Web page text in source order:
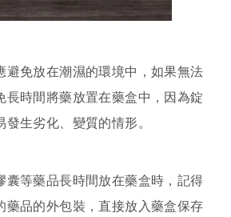
避免放在潮濕的環境中，如果無法
長時間將藥放置在藥盒中，因為錠
生劣化、變質的情形。
囊等藥品長時間放在藥盒時，記得
藥品的外包裝，直接放入藥盒保存